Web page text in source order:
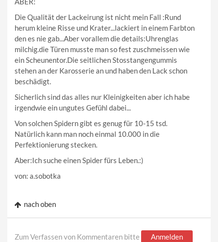
Die Qualität der Lackeirung ist nicht mein Fall :Rund
herum kleine Risse und Krater...lackiert in einem Farbton
den es nie gab...Aber vorallem die details:Uhrenglas
milchig.die Türen musste man so fest zuschmeissen wie
ein Scheunentor.Die seitlichen Stosstangengummis
stehen an der Karosserie an und haben den Lack schon
beschädigt.
Sicherlich sind das alles nur Kleinigkeiten aber ich habe
irgendwie ein ungutes Gefühl dabei...
Von solchen Spidern gibt es genug für 10-15 tsd.
Natürlich kann man noch einmal 10.000 in die
Perfektionierung stecken.
Aber:Ich suche einen Spider fürs Leben.:)
von: a.sobotka
nach oben
Zum Verfassen von Kommentaren bitte
Anmelden